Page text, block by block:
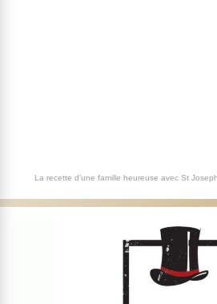
La recette d'une famille heureuse avec St